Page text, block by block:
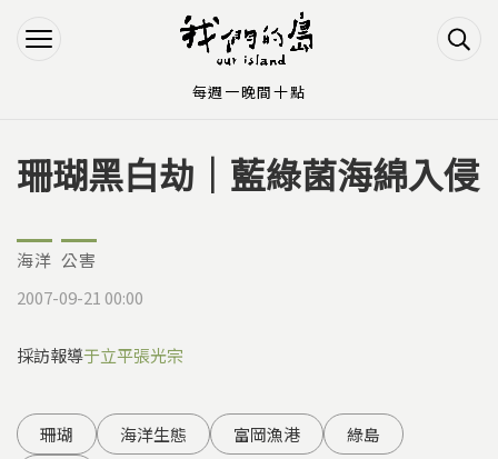
Jump to Navigation
Jump to Main content
您在這裡
珊瑚黑白劫｜藍綠菌海綿入侵
海洋 公害
2007-09-21 00:00
採訪報導于立平張光宗
珊瑚 海洋生態 富岡漁港
綠島
每週一晚間十點